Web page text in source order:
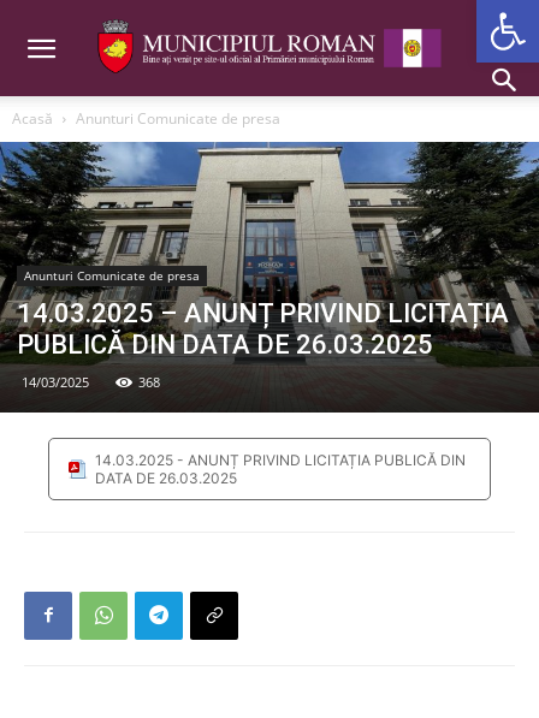
Acasă Anunturi Comunicate de presa
Anunturi Comunicate de presa
14.03.2025 – ANUNȚ PRIVIND LICITAȚIA
PUBLICĂ DIN DATA DE 26.03.2025
14/03/2025 368
14.03.2025 - ANUNȚ PRIVIND LICITAȚIA PUBLICĂ DIN
DATA DE 26.03.2025